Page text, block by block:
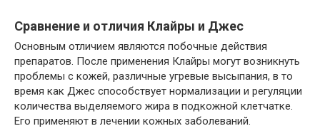
Сравнение и отличия Клайры и Джес
Основным отличием являются побочные действия
препаратов. После применения Клайры могут возникнуть
проблемы с кожей, различные угревые высыпания, в то
время как Джес способствует нормализации и регуляции
количества выделяемого жира в подкожной клетчатке.
Его применяют в лечении кожных заболеваний.